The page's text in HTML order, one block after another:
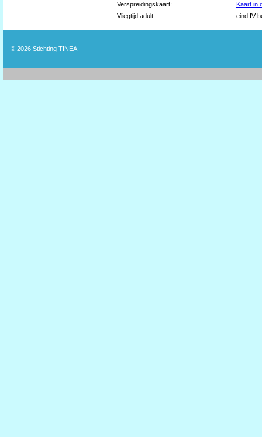
Verspreidingskaart:
Kaart in
Vliegtijd adult:
eind IV-
© 2026 Stichting TINEA